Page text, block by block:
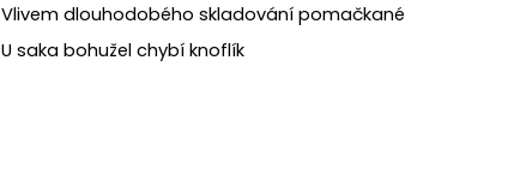
Vlivem dlouhodobého skladování pomačkané
U saka bohužel chybí knoflík